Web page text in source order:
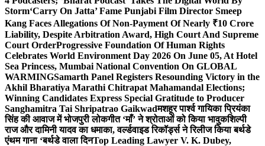
Storm‘Carry On Jatta’ Fame Punjabi Film Director Smeep
Kang Faces Allegations Of Non-Payment Of Nearly ₹10 Crore
Liability, Despite Arbitration Award, High Court And Supreme
Court OrderProgressive Foundation Of Human Rights
Celebrates World Environment Day 2026 On June 05, At Hotel
Sea Princess, Mumbai National Convention On GLOBAL
WARMINGSamarth Panel Registers Resounding Victory in the
Akhil Bharatiya Marathi Chitrapat Mahamandal Elections;
Winning Candidates Express Special Gratitude to Producer
Sanghamitra Tai Shripatrao Gaikwadमशहूर पार्श्व गायिका प्रियंका
सिंह की आवाज में भोजपुरी लोकगीत ‘माँ’ ने श्रोताओं को किया भावुकशिल्पी
राज और दामिनी यादव का धमाका, वर्ल्डवाइड रिकॉर्ड्स ने रिलीज किया बर्थडे
एंथम गाना ‘बर्थडे वाला दिनTop Leading Lawyer V. K. Dubey,